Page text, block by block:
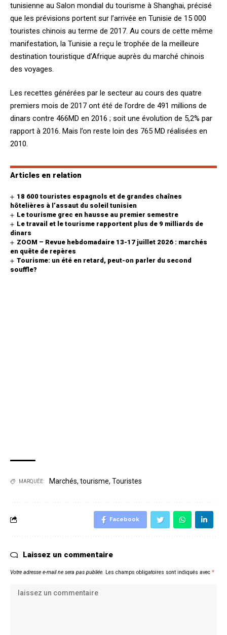
tunisienne au Salon mondial du tourisme à Shanghai, précisé
que les prévisions portent sur l’arrivée en Tunisie de 15 000
touristes chinois au terme de 2017. Au cours de cette même
manifestation, la Tunisie a reçu le trophée de la meilleure
destination touristique d’Afrique auprès du marché chinois
des voyages.
Les recettes générées par le secteur au cours des quatre
premiers mois de 2017 ont été de l’ordre de 491 millions de
dinars contre 466MD en 2016 ; soit une évolution de 5,2% par
rapport à 2016. Mais l’on reste loin des 765 MD réalisées en
2010.
Articles en relation
18 600 touristes espagnols et de grandes chaînes
hôtelières à l’assaut du soleil tunisien
Le tourisme grec en hausse au premier semestre
Le travail et le tourisme rapportent plus de 9 milliards de
dinars
ZOOM – Revue hebdomadaire 13-17 juillet 2026 : marchés
en quête de repères
Tourisme: un été en retard, peut-on parler du second
souffle?
MARQUÉE: Marchés, tourisme, Touristes
Facebook
Laissez un commentaire
Votre adresse e-mail ne sera pas publiée. Les champs obligatoires sont indiqués avec *